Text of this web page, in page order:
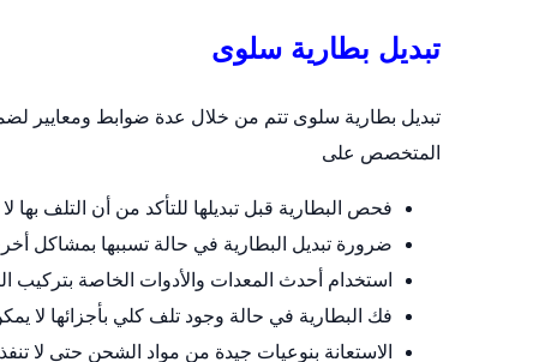
تبديل بطارية سلوى
تبديل بطارية سلوى تتم من خلال عدة ضوابط
المتخصص على
فحص البطارية قبل تبديلها للتأكد من أن التلف بها
ضرورة تبديل البطارية في حالة تسببها بمشاكل
استخدام أحدث المعدات والأدوات الخاصة بتركيب
فك البطارية في حالة وجود تلف كلي بأجزائها لا
الاستعانة بنوعيات جيدة من مواد الشحن حتى لا